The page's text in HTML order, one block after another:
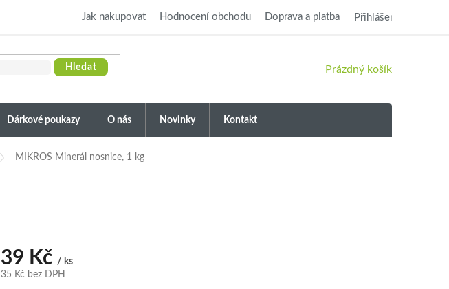
Jak nakupovat Hodnocení obchodu Doprava a platba Přihlášení
Hledat
NÁKUPNÍ
Prázdný košík
Dárkové poukazy O nás Novinky Kontakt
MIKROS Minerál nosnice, 1 kg
39 Kč / ks
35 Kč bez DPH